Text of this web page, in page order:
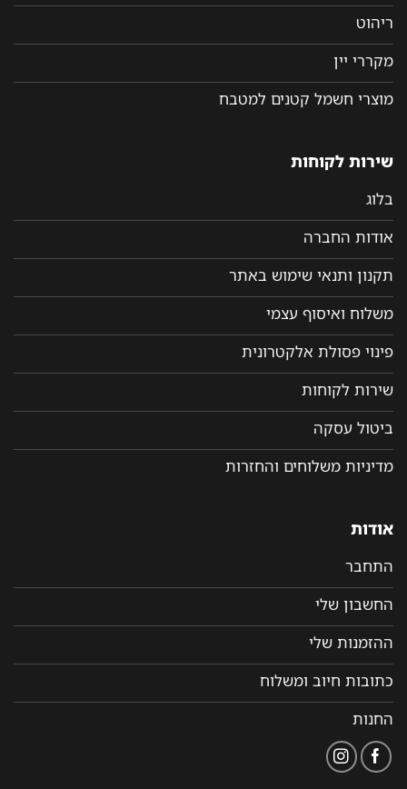
ריהוט
מקררי יין
מוצרי חשמל קטנים למטבח
שירות לקוחות
בלוג
אודות החברה
תקנון ותנאי שימוש באתר
משלוח ואיסוף עצמי
פינוי פסולת אלקטרונית
שירות לקוחות
ביטול עסקה
מדיניות משלוחים והחזרות
אודות
התחבר
החשבון שלי
ההזמנות שלי
כתובות חיוב ומשלוח
החנות